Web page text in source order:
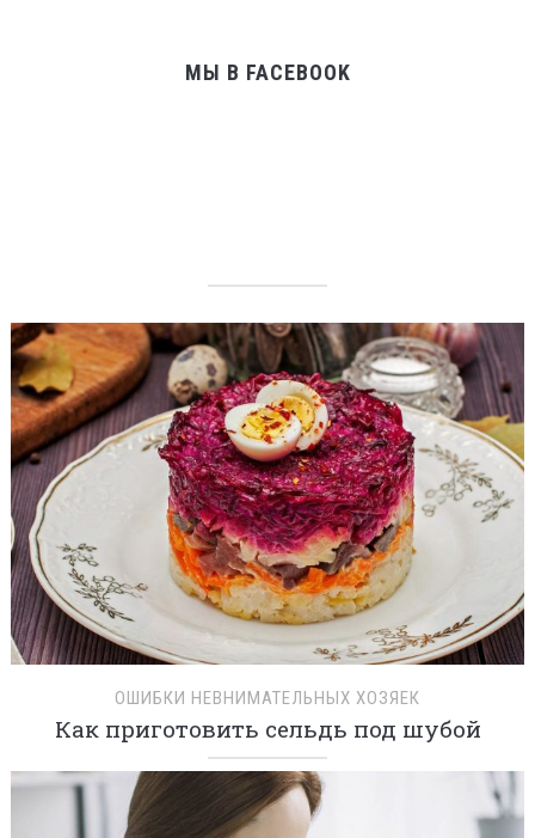
МЫ В FACEBOOK
ОШИБКИ НЕВНИМАТЕЛЬНЫХ ХОЗЯЕК
Как приготовить сельдь под шубой